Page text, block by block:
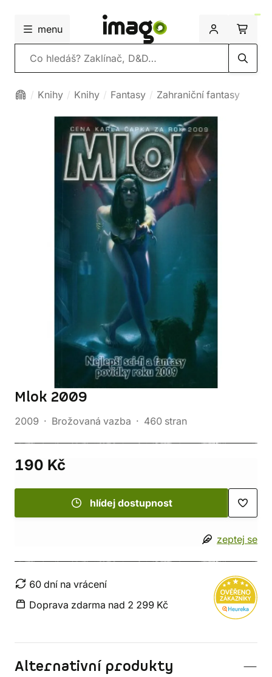
menu
Vyhledávání
Knihy Knihy Fantasy Zahraniční fantasy
Mlok 2009
2009 Brožovaná vazba 460 stran
190 Kč
hlídej dostupnost
zeptej se
60 dní na vrácení
Doprava zdarma nad 2 299 Kč
Alternativní produkty